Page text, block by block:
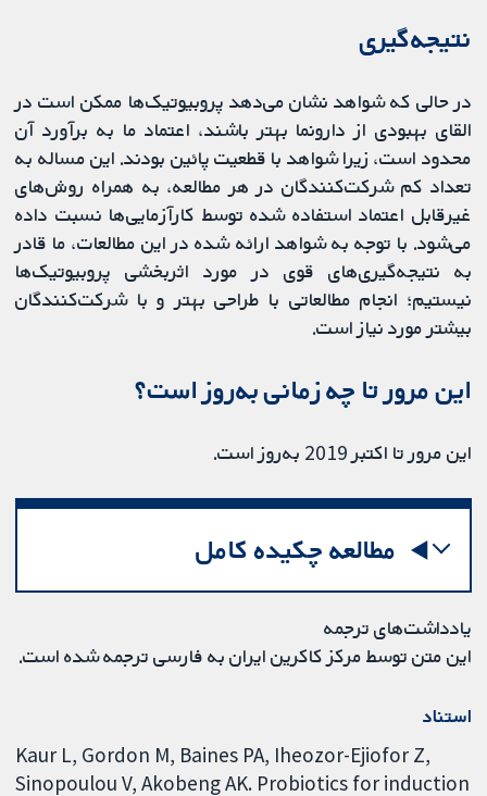
نتیجه‌گیری
در حالی که شواهد نشان می‌دهد پروبیوتیک‌ها ممکن است در
القای بهبودی از دارونما بهتر باشند، اعتماد ما به برآورد آن
محدود است، زیرا شواهد با قطعیت پائین بودند. این مساله به
تعداد کم شرکت‌کنندگان در هر مطالعه، به همراه روش‌های
غیرقابل اعتماد استفاده شده توسط کارآزمایی‌ها نسبت داده
می‌شود. با توجه به شواهد ارائه شده در این مطالعات، ما قادر
به نتیجه‌گیری‌های قوی در مورد اثربخشی پروبیوتیک‌ها
نیستیم؛ انجام مطالعاتی با طراحی بهتر و با شرکت‌کنندگان
بیشتر مورد نیاز است.
این مرور تا چه زمانی به‌روز‌ است؟
این مرور تا اکتبر 2019 به‌روز است.
مطالعه چکیده کامل
یادداشت‌های ترجمه
این متن توسط مرکز کاکرین ایران به فارسی ترجمه شده است.
استناد
Kaur L, Gordon M, Baines PA, Iheozor-Ejiofor Z,
Sinopoulou V, Akobeng AK. Probiotics for induction